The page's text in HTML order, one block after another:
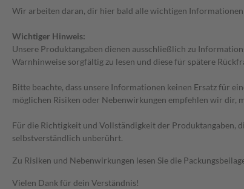
Wir arbeiten daran, dir hier bald alle wichtigen
Wichtiger Hinweis:
Unsere Produktangaben dienen ausschließlich zu
Warnhinweise sorgfältig zu lesen und diese für spätere
Bitte beachte, dass unsere Informationen keinen Ersatz für
möglichen Risiken oder Nebenwirkungen empfehlen wir dir,
Für die Richtigkeit und Vollständigkeit der Produktangaben,
selbstverständlich unberührt.
Zu Risiken und Nebenwirkungen lesen Sie die
Vielen Dank für dein Verständnis!